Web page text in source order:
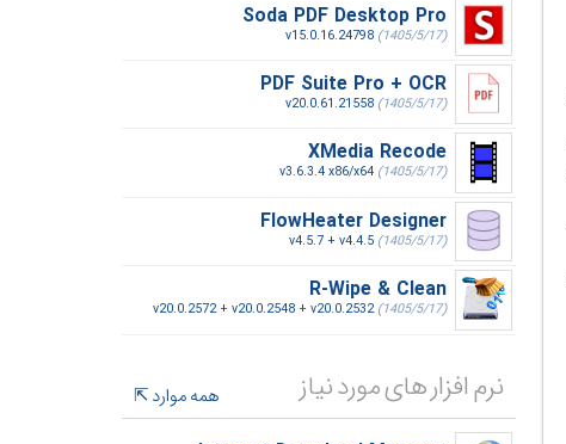
Soda PDF Desktop Pro
v15.0.16.24798 (1405/5/17)
PDF Suite Pro + OCR
v20.0.61.21558 (1405/5/17)
XMedia Recode
v3.6.3.4 x86/x64 (1405/5/17)
FlowHeater Designer
v4.5.7 + v4.4.5 (1405/5/17)
R-Wipe & Clean
v20.0.2572 + v20.0.2548 + v20.0.2532(1405/5/17)
نرم افزار های مورد نیاز
همه موارد